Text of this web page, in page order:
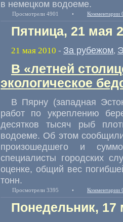
в немецком водоеме.
Просмотрели 4901 • Комментарии
Пятница, 21 мая
21 мая 2010 - За рубежом,
В «летней
экологическое
В Пярну (западная
работ по укреплению
десятков тысяч рыб
водоеме. Об этом
произошедшего и
специалисты городских
оценке, общий вес
тонн.
Просмотрели 3395 • Комментарии
Понедельник, 17